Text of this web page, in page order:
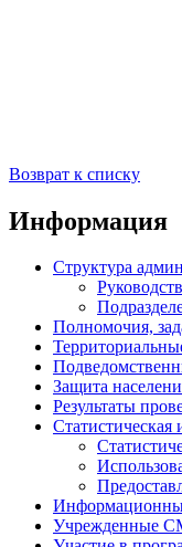
Возврат к списку
Информация
Структура
Полномочия,
Защита
Результаты
Учрежденные